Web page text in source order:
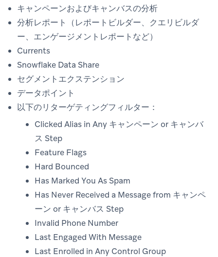
キャンペーンおよびキャンバスの分析
分析レポート（レポートビルダー、クエリビルダ
ー、エンゲージメントレポートなど）
Currents
Snowflake Data Share
セグメントエクステンション
データポイント
以下のリターゲティングフィルター：
Clicked Alias in Any キャンペーン or キャンバ
ス Step
Feature Flags
Hard Bounced
Has Marked You As Spam
Has Never Received a Message from キャンペ
ーン or キャンバス Step
Invalid Phone Number
Last Engaged With Message
Last Enrolled in Any Control Group